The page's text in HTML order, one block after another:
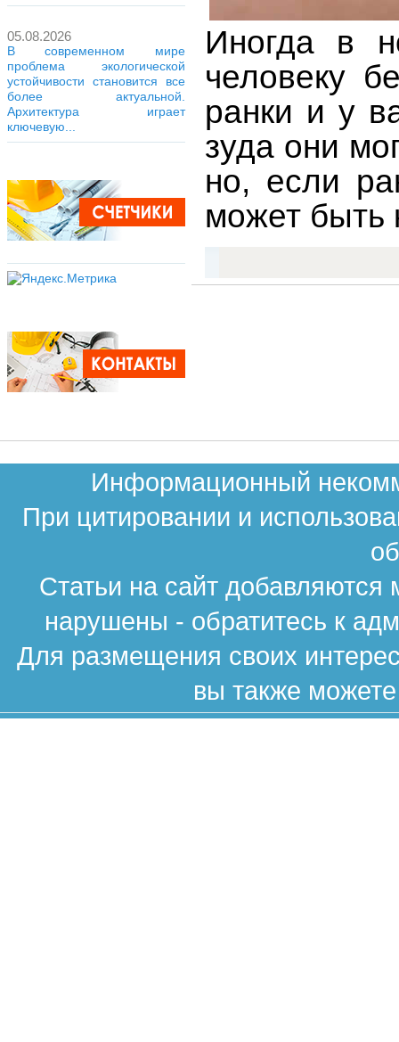
05.08.2026
В современном мире
проблема экологической
устойчивости становится все
более актуальной.
Архитектура играет
ключевую...
Иногда в
человеку
ранки и у
зуда они
но, если
может быть
Информационный
При цитировании и
Статьи на сайт
нарушены - обратитесь к
Для размещения своих
вы также